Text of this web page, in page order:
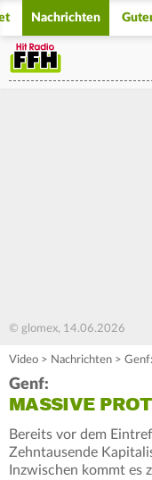
Nachrichten
© glomex, 14.06.2026
Video > Nachrichten >
Genf:
MASSIVE
Bereits vor dem
Zehntausende
Inzwischen kommt es